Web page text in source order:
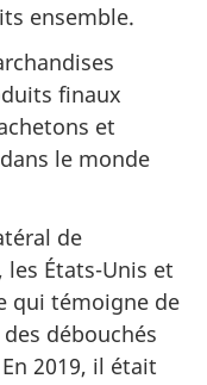
ensemble.
finaux
et
le monde
de
les États-Unis et
qui témoigne de
débouchés
2019, il était